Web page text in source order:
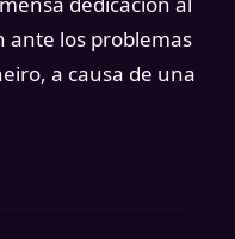
ante los problemas
a causa de una